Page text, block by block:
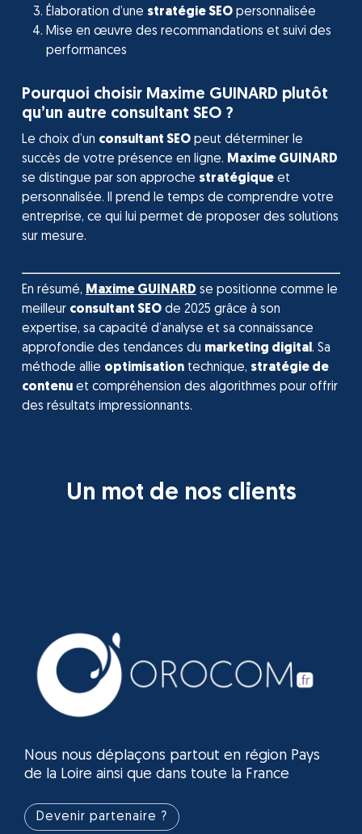
Élaboration d’une stratégie SEOpersonnalisée
Mise en œuvre des recommandations et suivi des
performances
Pourquoi choisir Maxime GUINARD plutôt
qu’un autre consultant SEO ?
Le choix d’un consultant SEOpeut déterminer le
succès de votre présence en ligne. Maxime GUINARD
se distingue par son approche stratégiqueet
personnalisée. Il prend le temps de comprendre votre
entreprise, ce qui lui permet de proposer des solutions
sur mesure.
En résumé, Maxime GUINARD se positionne comme le
meilleur consultant SEOde 2025 grâce à son
expertise, sa capacité d’analyse et sa connaissance
approfondie des tendances du marketing digital . Sa
méthode allie optimisationtechnique, stratégie de
contenuet compréhension des algorithmes pour offrir
des résultats impressionnants.
Un mot de nos clients
Nous nous déplaçons partout en région Pays
de la Loire ainsi que dans toute la France
Devenir partenaire ?